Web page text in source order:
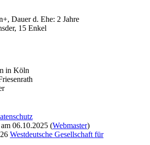
+, Dauer d. Ehe: 2 Jahre
15 Enkel
in Köln
06.10.2025 (Webmaster)
Westdeutsche Gesellschaft für